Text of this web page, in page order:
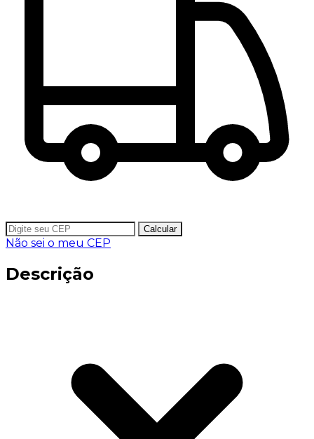
Calcular
Não sei o meu CEP
Descrição